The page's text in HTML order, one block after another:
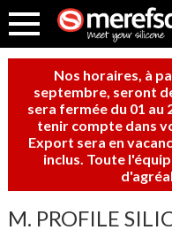
Nos horaires, à
septembre, seront
sera fermée du 01 au
tenir compte dans
Export sera en
inclus. Toute
M. PROFILE